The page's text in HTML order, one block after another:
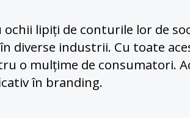
lipiți de conturile lor de
diverse industrii. Cu toate
o mulțime de consumatori.
în branding.